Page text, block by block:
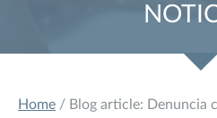
Home / Blog article: Denuncia